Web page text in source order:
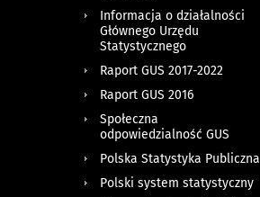
Informacja o działalności
Głównego Urzędu
Statystycznego
Raport GUS 2017-2022
Raport GUS 2016
Społeczna
odpowiedzialność GUS
Polska Statystyka Publiczna
Polski system statystyczny